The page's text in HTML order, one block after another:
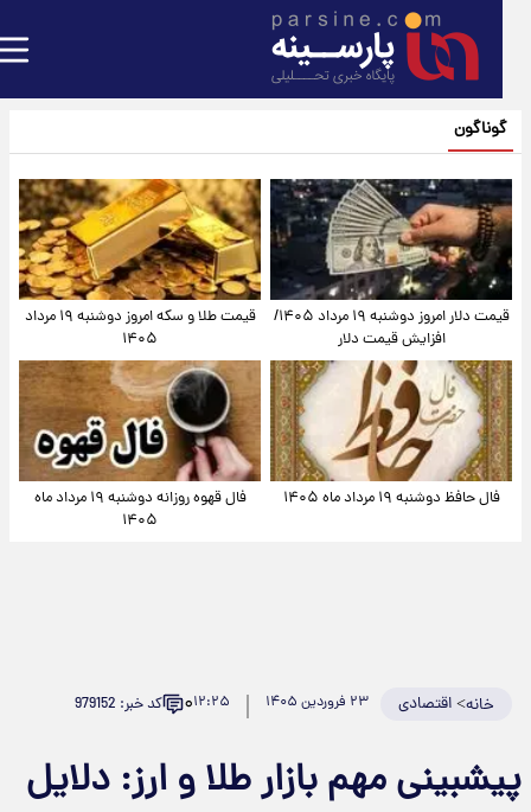
گوناگون
قیمت دلار امروز دوشنبه ۱۹ مرداد ۱۴۰۵/
افزایش قیمت دلار
قیمت طلا و سکه امروز دوشنبه ۱۹ مرداد
۱۴۰۵
فال حافظ دوشنبه ۱۹ مرداد ماه ۱۴۰۵
فال قهوه روزانه دوشنبه ۱۹ مرداد ماه
۱۴۰۵
خانه>اقتصادی ۲۳ فروردین ۱۴۰۵ ۱۲:۲۵۰ کد خبر: 979152
مهم بازار طلا و ارز: دلایل